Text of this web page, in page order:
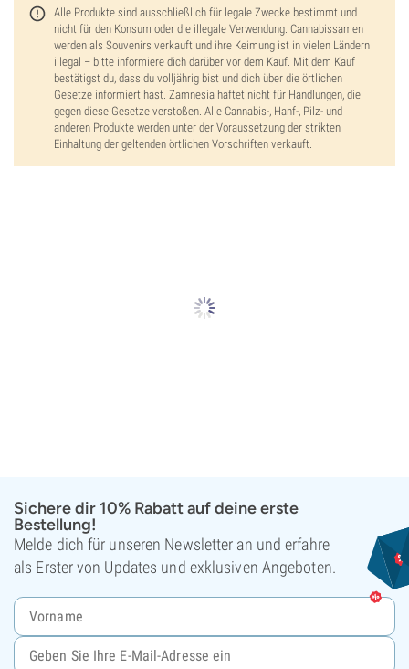
Alle Produkte sind ausschließlich für legale Zwecke bestimmt und
nicht für den Konsum oder die illegale Verwendung. Cannabissamen
werden als Souvenirs verkauft und ihre Keimung ist in vielen Ländern
illegal – bitte informiere dich darüber vor dem Kauf. Mit dem Kauf
bestätigst du, dass du volljährig bist und dich über die örtlichen
Gesetze informiert hast. Zamnesia haftet nicht für Handlungen, die
gegen diese Gesetze verstoßen. Alle Cannabis-, Hanf-, Pilz- und
anderen Produkte werden unter der Voraussetzung der strikten
Einhaltung der geltenden örtlichen Vorschriften verkauft.
Sichere dir 10% Rabatt auf deine erste
Bestellung!
Melde dich für unseren Newsletter an und erfahre
als Erster von Updates und exklusiven Angeboten.